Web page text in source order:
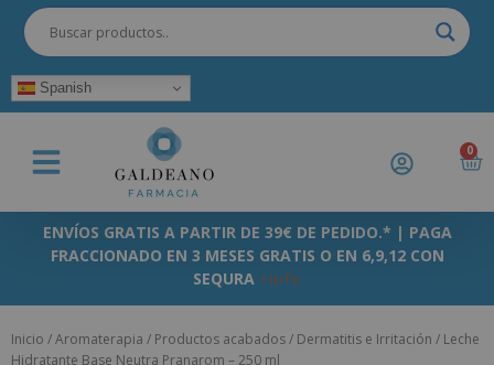
Spanish
0
ENVÍOS GRATIS A PARTIR DE 39€ DE PEDIDO.* | PAGA
FRACCIONADO EN 3 MESES GRATIS O EN 6,9,12 CON
SEQURA +info
Inicio /Aromaterapia / Productos acabados/ Dermatitis e Irritación / Leche
Hidratante Base Neutra Pranarom – 250 ml